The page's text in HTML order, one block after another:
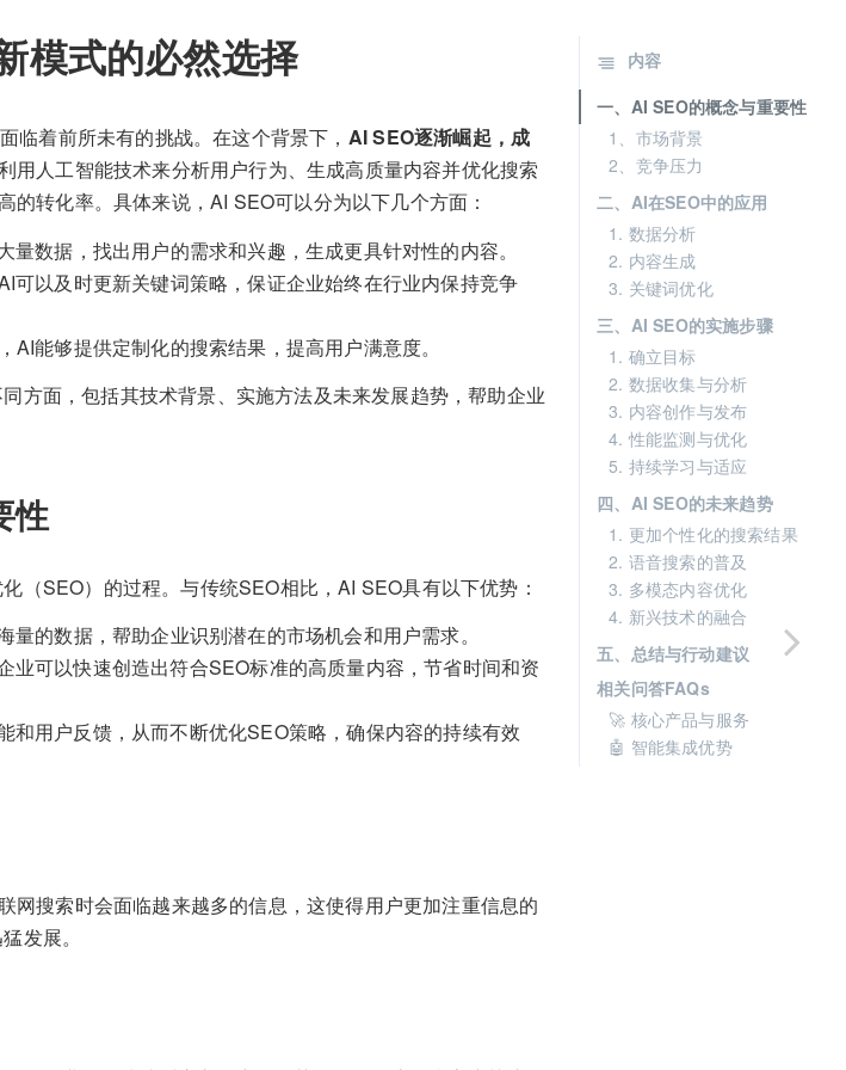
模式的必然选择
临着前所未有的挑战。在这个背景下， AI SEO逐渐崛起，成
用人工智能技术来分析用户行为、生成高质量内容并优化搜索
转化率。具体来说，AI SEO可以分为以下几个方面：
量数据，找出用户的需求和兴趣，生成更具针对性的内容。
可以及时更新关键词策略，保证企业始终在行业内保持竞争
AI能够提供定制化的搜索结果，提高用户满意度。
方面，包括其技术背景、实施方法及未来发展趋势，帮助企业
性
（SEO）的过程。与传统SEO相比，AI SEO具有以下优势：
的数据，帮助企业识别潜在的市场机会和用户需求。
业可以快速创造出符合SEO标准的高质量内容，节省时间和资
和用户反馈，从而不断优化SEO策略，确保内容的持续有效
网搜索时会面临越来越多的信息，这使得用户更加注重信息的
发展。
内容
一、AI SEO的概念与重要性
1、市场背景
2、竞争压力
二、AI在SEO中的应用
1. 数据分析
2. 内容生成
3. 关键词优化
三、AI SEO的实施步骤
1. 确立目标
2. 数据收集与分析
3. 内容创作与发布
4. 性能监测与优化
5. 持续学习与适应
四、AI SEO的未来趋势
1. 更加个性化的搜索结果
2. 语音搜索的普及
3. 多模态内容优化
4. 新兴技术的融合
五、总结与行动建议
相关问答FAQs
🚀 核心产品与服务
🤖 智能集成优势